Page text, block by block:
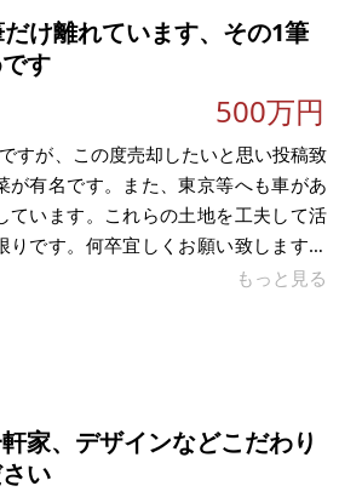
け離れています、その1筆
す
500万円
すが、この度売却したいと思い投稿致
が有名です。また、東京等へも車があ
ています。これらの土地を工夫して活
りです。何卒宜しくお願い致します。
の物件です 場所：茨城県結城郡八千代
もっと見る
家、デザインなどこだわり
い